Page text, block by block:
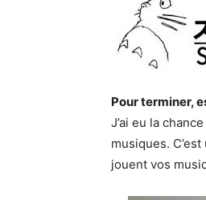
Pour terminer,
J’ai eu la
musiques.
jouent vos